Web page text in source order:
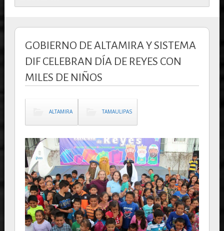
GOBIERNO DE ALTAMIRA Y SISTEMA
DIF CELEBRAN DÍA DE REYES CON
MILES DE NIÑOS
ALTAMIRA TAMAULIPAS